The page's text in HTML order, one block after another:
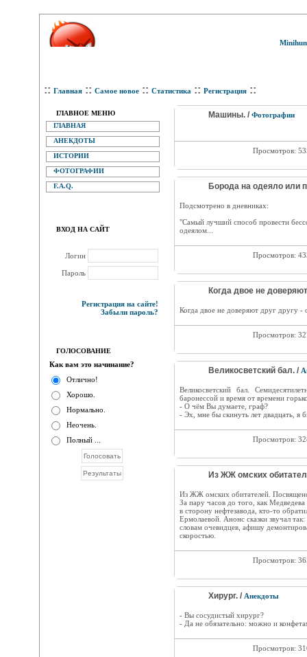
:: Главная :: Самое новое :: Статистика :: Регистрация ::
ГЛАВНОЕ МЕНЮ
ГЛАВНАЯ
АНЕКДОТЫ
ИСТОРИИ
ФОТОГРАФИИ
F.A.Q.
ВХОД НА САЙТ
Логин
Пароль
Регистрация на сайте!
Забыли пароль?
ГОЛОСОВАНИЕ
Как вам это начинание?
Отлично!
Хорошо.
Нормально.
Неочень.
Полный ...
Машины. / Фотографии
Просмотров:
Борода на одеяло или
Подсмотрено в дневниках:
"Самый лучший способ провести
одеялом...
Просмотров:
Когда двое не
Когда двое не доверяют друг другу -
Просмотров:
Великосветский бал. /
Великосветский бал.
баронессой и время от времени
- О чём Вы думаете, граф?
- Эх, мне бы скинуть лет двадцать, я
Просмотров:
Из ЖЖ омских
Из ЖЖ омских обитателей.
За пару часов до того, как
в сторону нефтезавода, кто-то
Ермолаевой. Анонс сказки звучал
словам очевидцев, афишу
скоростью.
Просмотров:
Хирург. / Анекдоты
- Вы сосудистый хирург?
- Да не обязательно: можно и
Просмотров: